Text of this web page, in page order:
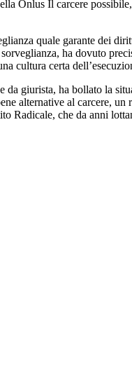
Onlus Il carcere
quale garante dei
ha dovuto
cultura certa
giurista, ha bollato la
alternative al carcere, un
Radicale, che da anni